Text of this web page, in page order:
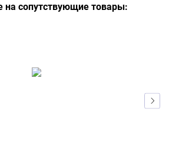
на сопутствующие товары: